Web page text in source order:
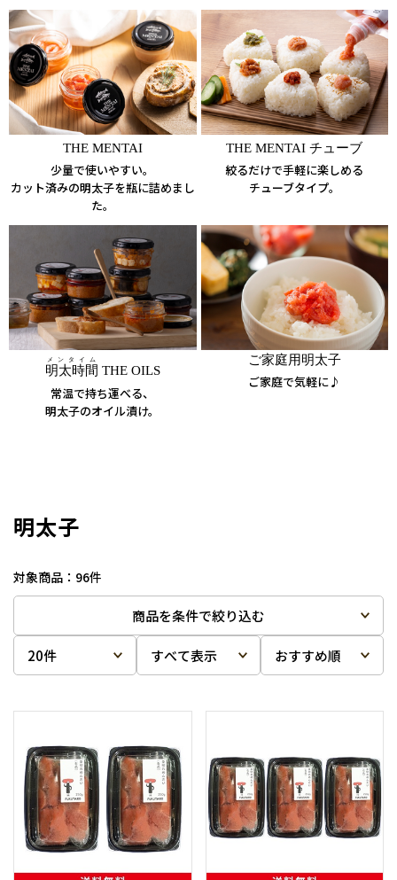
THE MENTAI
少量で使いやすい。
カット済みの明太子を瓶に詰めまし
た。
THE MENTAI チューブ
絞るだけで手軽に楽しめる
チューブタイプ。
明太時間
メンタイム
THE OILS
常温で持ち運べる、
明太子のオイル漬け。
ご家庭用明太子
ご家庭で気軽に♪
明太子
商品を条件で絞り込む
96件